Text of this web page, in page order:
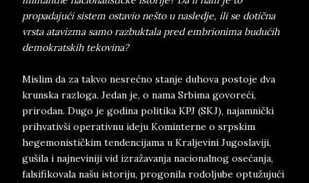
propadajući sistem ostavio nešto u nasledje, ili se dotična
vrsta atavizma samo razbuktala pred embrionima budućih
demokratskih tekovina?
Mislim da za takvo nesrećno stanje duhova postoje dva
krunska razloga. Jedan je, o nama Srbima govoreći,
prirodan. Dugo je godina politika KPJ (SKJ), najamnički
prihvativši operativnu ideju Kominterne o srpskim
hegemonističkim tendencijama u Kraljevini Jugoslaviji,
gušila i najneviniji vid izražavanja nacionalnog osećanja,
falsifikovala našu istoriju, progonila rodoljube optužujući